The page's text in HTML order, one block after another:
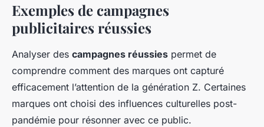
Exemples de campagnes
publicitaires réussies
Analyser des campagnes réussies permet de
comprendre comment des marques ont capturé
efficacement l’attention de la génération Z. Certaines
marques ont choisi des influences culturelles post-
pandémie pour résonner avec ce public.